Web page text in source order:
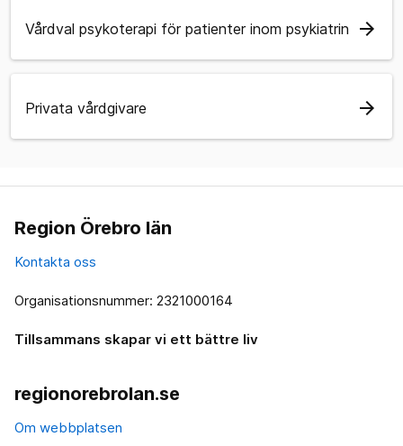
Vårdval psykoterapi för patienter inom psykiatrin arrow_forward
Privata vårdgivare arrow_forward
Region Örebro län
Kontakta oss
Organisationsnummer: 2321000164
Tillsammans skapar vi ett bättre liv
regionorebrolan.se
Om webbplatsen